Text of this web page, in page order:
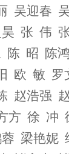
吴迎春
昊 张 伟
陈 昭 陈
欧 敏 罗
赵浩强
方 徐
梁艳妮